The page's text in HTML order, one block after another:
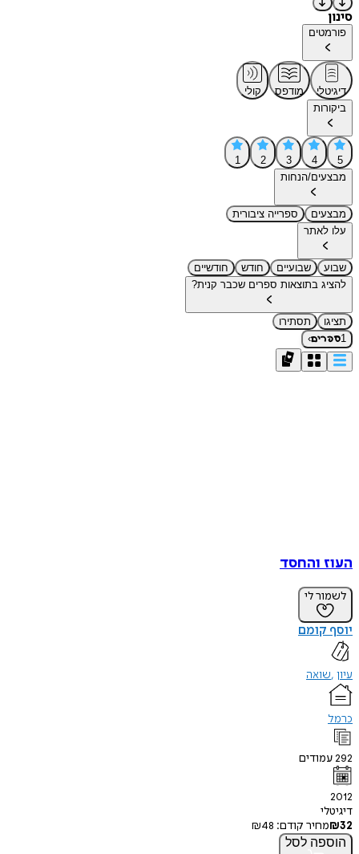
סינון
פורמטים
דיגיטלי מודפס
קולי
ביקורות
5
4
3
2
1
מבצעים/הנחות
מבצעים
ספרייה ציבורית
עלו לאתר
שבוע שבועיים חודש
חודשיים
להציג בתוצאות ספרים שכבר קנית?
תציגו
תסתירו
1ספרים›
העוז והחסד
לשמור לי
יוסף קומם
עיון שואה
כרמל
292עמודים
2012
דיגיטלי
₪32 מחיר קודם: ₪48
הוספה לסל